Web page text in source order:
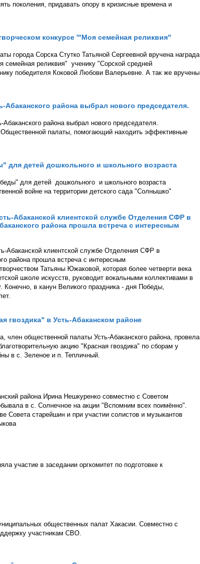
поколения, придавать опору в кризисные времена и
конкурсе '"Моя семейная реликвия"
города Сорска Стутко Татьяной Сергеевной вручена награда
семейная реликвия" ученику "Сорской средней
победителя Коковой Любови Валерьевне. А так же вручены
района выбрал нового председателя.
района выбрал нового председателя.
Общественной палаты, помогающий находить эффективные
детей дошкольного и школьного возраста
для детей дошкольного и школьного возраста
войне на территории детского сада "Солнышко"
Абаканской клиентской службе Отделения СФР в
района прошла встреча с интересным
Абаканской клиентской службе Отделения СФР в
района прошла встреча с интересным
Татьяны Южаковой, которая более четверти века
школе искусств, руководит вокальными коллективами в
в канун Великого праздника - дня Победы,
гвоздика" в Усть-Абаканском районе
общественной палаты Усть-Абаканского района, провела
акцию "Красная гвоздика" по сборам у
в с. Зеленое и п. Тепличный.
района Ирина Нешкуренко совместно с Советом
в с. Солнечное на акции "Вспомним всех поимённо".
Совета старейшин и при участии солистов и музыкантов
участие в заседании оргкомитет по подготовке к
общественных палат Хакасии. Совместно с
участникам СВО.